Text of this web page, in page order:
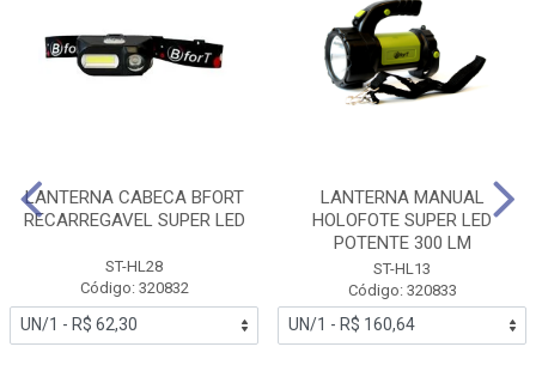
LANTERNA CABECA BFORT
RECARREGAVEL SUPER LED
ST-HL28
Código: 320832
LANTERNA MANUAL
HOLOFOTE SUPER LED
POTENTE 300 LM
ST-HL13
Código: 320833